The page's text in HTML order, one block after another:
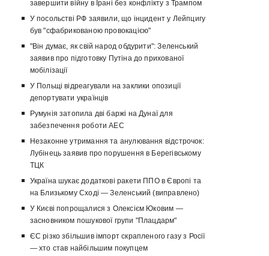
завершити війну в Ірані без конфлікту з Трампом
У посольстві РФ заявили, що інцидент у Лейпцигу
був "сфабрикованою провокацією"
"Він думає, як свій народ обдурити": Зеленський
заявив про підготовку Путіна до прихованої
мобілізації
У Польщі відреагували на заклики опозиції
депортувати українців
Румунія затопила дві баржі на Дунаї для
забезпечення роботи АЕС
Незаконне утримання та анулювання відстрочок:
Лубінець заявив про порушення в Берегівському
ТЦК
Україна шукає додаткові ракети ППО в Європі та
на Близькому Сході — Зеленський (виправлено)
У Києві попрощалися з Олексієм Юковим —
засновником пошукової групи "Плацдарм"
ЄС різко збільшив імпорт скрапленого газу з Росії
— хто став найбільшим покупцем